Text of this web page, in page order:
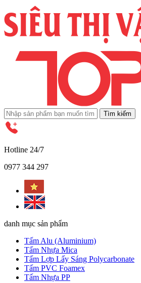
Tìm kiếm
Hotline 24/7
0977 344 297
danh mục sản phẩm
Tấm Alu (Aluminium)
Tấm Nhựa Mica
Tấm Lợp Lấy Sáng Polycarbonate
Tấm PVC Foamex
Tấm Nhựa PP